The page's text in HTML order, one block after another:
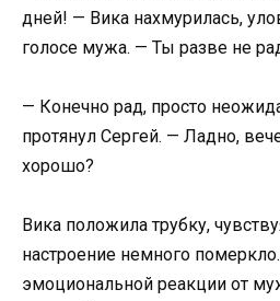
дней! — Вика нахмурилась,
голосе мужа. — Ты разве не
— Конечно рад, просто
протянул Сергей. — Ладно,
хорошо?
Вика положила трубку,
настроение немного
эмоциональной реакции от